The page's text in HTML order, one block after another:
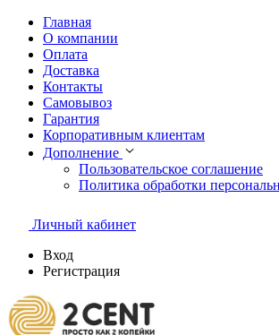
Главная
О компании
Оплата
Доставка
Контакты
Самовывоз
Гарантия
Корпоративным клиентам
Дополнение
Пользовательское соглашение
Политика обработки
Личный кабинет
Вход
Регистрация